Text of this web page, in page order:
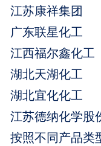
江苏康祥集团
广东联星化工
江西福尔鑫化⼯
湖北天湖化工
湖北宜化化工
江苏德纳化学股
按照不同产品类